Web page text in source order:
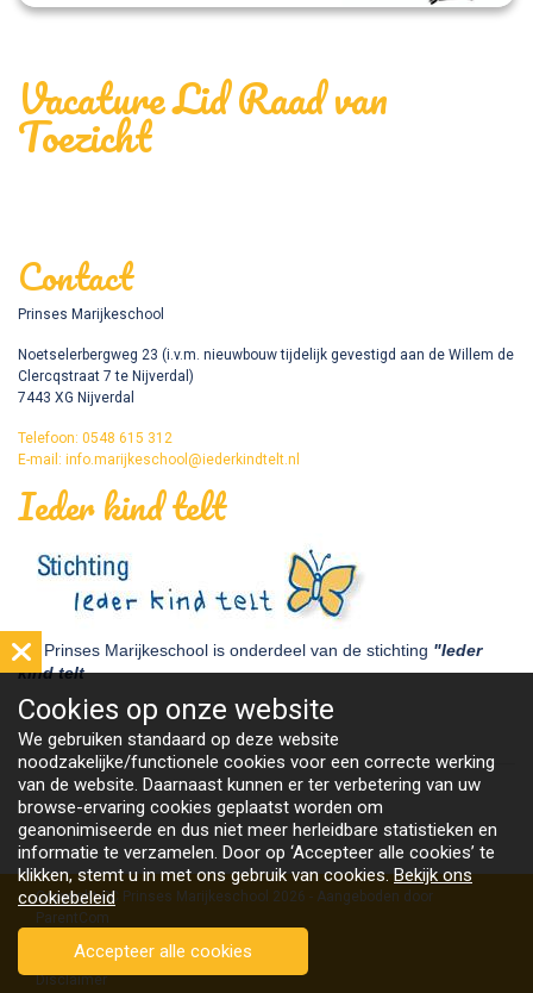
Vacature Lid Raad van
Toezicht
Contact
Prinses Marijkeschool
Noetselerbergweg 23 (i.v.m. nieuwbouw tijdelijk gevestigd aan de Willem de
Clercqstraat 7 te Nijverdal)
7443 XG Nijverdal
Telefoon: 0548 615 312
E-mail: info.marijkeschool@iederkindtelt.nl
Ieder kind telt
De Prinses Marijkeschool is onderdeel van de stichting "Ieder
kind telt
Copyright PC Prinses Marijkeschool 2026 - Aangeboden door
ParentCom
Algemene voorwaarden
Disclaimer
Cookies op onze website
We gebruiken standaard op deze website
noodzakelijke/functionele cookies voor een correcte werking
van de website. Daarnaast kunnen er ter verbetering van uw
browse-ervaring cookies geplaatst worden om
geanonimiseerde en dus niet meer herleidbare statistieken en
informatie te verzamelen. Door op ‘Accepteer alle cookies’ te
klikken, stemt u in met ons gebruik van cookies.Bekijk ons
cookiebeleid
Accepteer alle cookies